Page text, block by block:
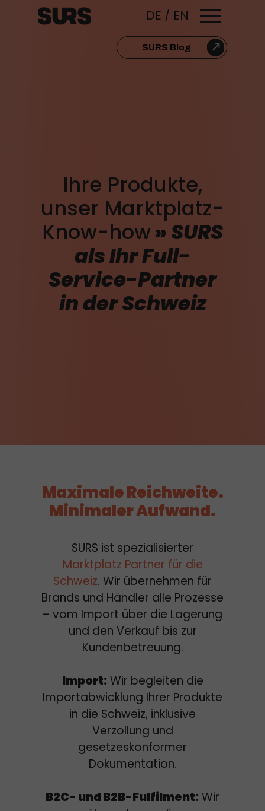
DE / EN
SURS Blog
Ihre Produkte,
unser Marktplatz-
Know-how»SURS
als Ihr Full-
Service-Partner
in der Schweiz
SURS ist spezialisierter
Marktplatz Partner für die
Schweiz. Wir übernehmen für
Brands und Händler alle Prozesse
– vom Import über die Lagerung
und den Verkauf bis zur
Kundenbetreuung.
Import: Wir begleiten die
Importabwicklung Ihrer Produkte
in die Schweiz, inklusive
Verzollung und
gesetzeskonformer
Dokumentation.
B2C- und B2B-Fulfilment: Wir
Maximale Reichweite.
Minimaler Aufwand.